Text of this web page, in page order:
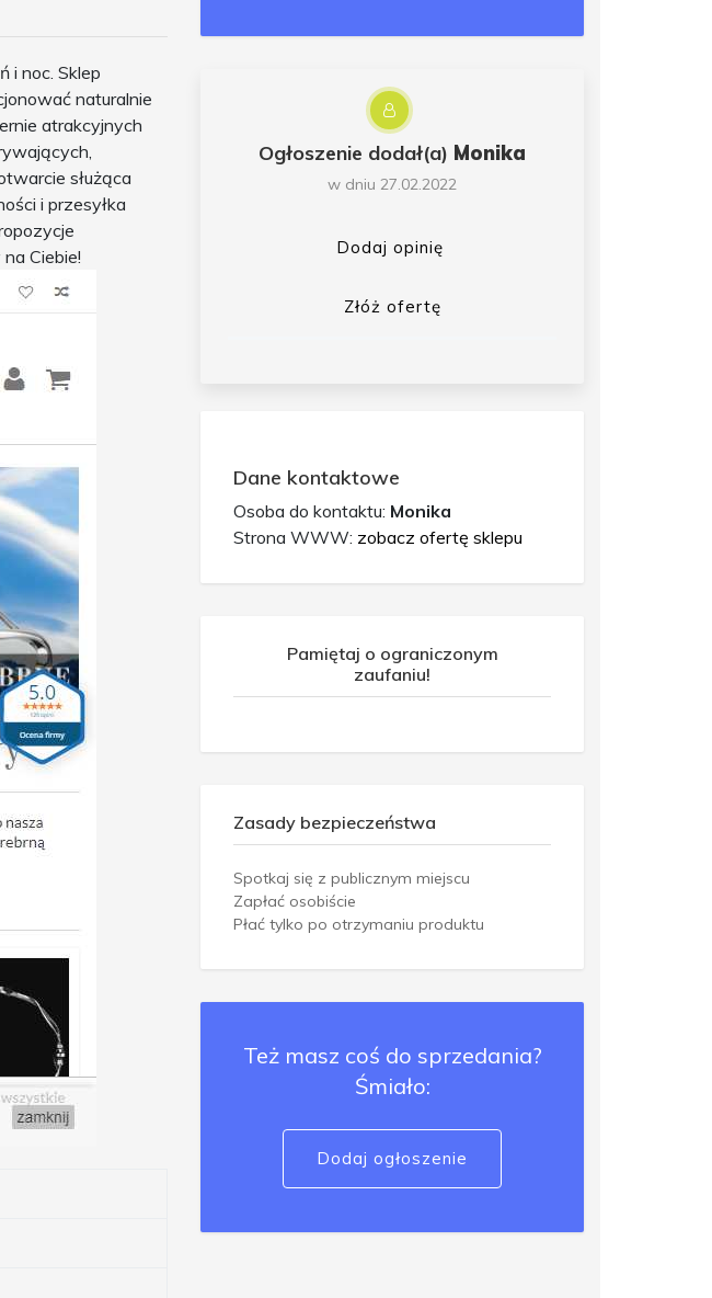
i noc. Sklep
naturalnie
atrakcyjnych
służąca
i przesyłka
Ciebie!
Ogłoszenie dodał(a) Monika
w dniu 27.02.2022
Dodaj opinię
Złóż ofertę
Dane kontaktowe
Osoba do kontaktu: Monika
Strona WWW: zobacz ofertę sklepu
Pamiętaj o ograniczonym
zaufaniu!
Zasady bezpieczeństwa
Spotkaj się z publicznym miejscu
Zapłać osobiście
Płać tylko po otrzymaniu produktu
Też masz coś do sprzedania?
Śmiało:
Dodaj ogłoszenie